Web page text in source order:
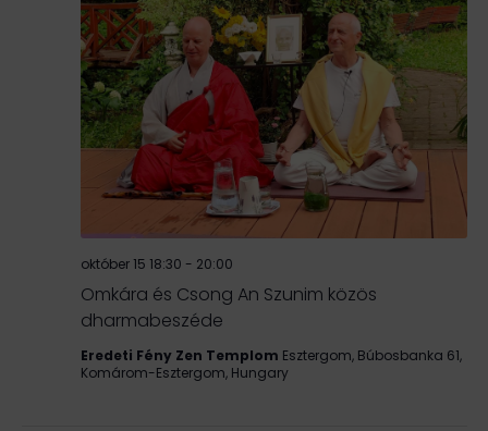
Omkára és Csong An Szunim közös
dharmabeszéde
október 15 18:30 - 20:00
Eredeti Fény Zen Templom Esztergom, Búbosbanka 61,
Komárom-Esztergom, Hungary